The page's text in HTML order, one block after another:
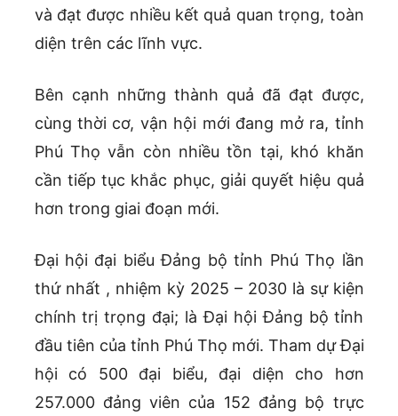
và đạt được nhiều kết quả quan trọng, toàn
diện trên các lĩnh vực.
Bên cạnh những thành quả đã đạt được,
cùng thời cơ, vận hội mới đang mở ra, tỉnh
Phú Thọ vẫn còn nhiều tồn tại, khó khăn
cần tiếp tục khắc phục, giải quyết hiệu quả
hơn trong giai đoạn mới.
Đại hội đại biểu Đảng bộ tỉnh Phú Thọ lần
thứ nhất , nhiệm kỳ 2025 – 2030 là sự kiện
chính trị trọng đại; là Đại hội Đảng bộ tỉnh
đầu tiên của tỉnh Phú Thọ mới. Tham dự Đại
hội có 500 đại biểu, đại diện cho hơn
257.000 đảng viên của 152 đảng bộ trực